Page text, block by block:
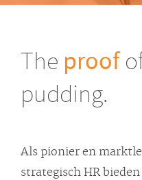
OVER
The proof
pudding.
Als pionier en
strategisch HR